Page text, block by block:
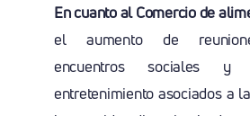
En cuanto al Comercio de
el aumento de
encuentros sociales y
entretenimiento asociados a